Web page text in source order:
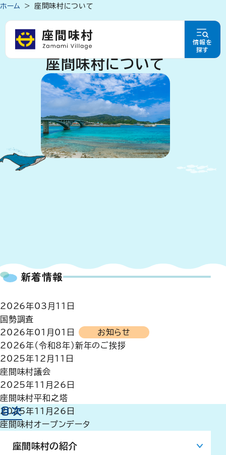
情報を
探す
ホーム 座間味村について
座間味村について
新着情報
2026年03月11日
国勢調査
2026年01月01日
お知らせ
2026年（令和8年）新年のご挨拶
2025年12月11日
座間味村議会
2025年11月26日
座間味村平和之塔
2025年11月26日
座間味村オープンデータ
目次
座間味村の紹介